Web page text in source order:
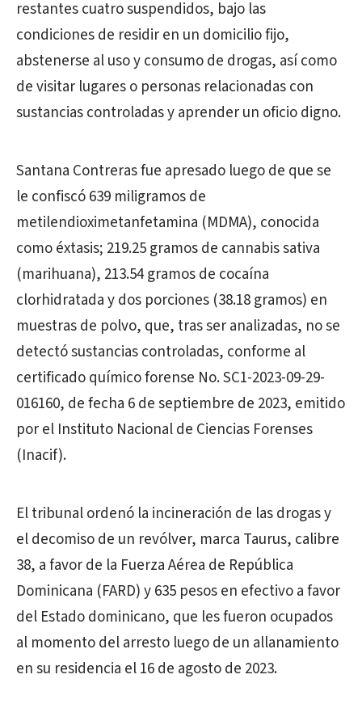
restantes cuatro suspendidos, bajo las
condiciones de residir en un domicilio fijo,
abstenerse al uso y consumo de drogas, así como
de visitar lugares o personas relacionadas con
sustancias controladas y aprender un oficio digno.
Santana Contreras fue apresado luego de que se
le confiscó 639 miligramos de
metilendioximetanfetamina (MDMA), conocida
como éxtasis; 219.25 gramos de cannabis sativa
(marihuana), 213.54 gramos de cocaína
clorhidratada y dos porciones (38.18 gramos) en
muestras de polvo, que, tras ser analizadas, no se
detectó sustancias controladas, conforme al
certificado químico forense No. SC1-2023-09-29-
016160, de fecha 6 de septiembre de 2023, emitido
por el Instituto Nacional de Ciencias Forenses
(Inacif).
El tribunal ordenó la incineración de las drogas y
el decomiso de un revólver, marca Taurus, calibre
38, a favor de la Fuerza Aérea de República
Dominicana (FARD) y 635 pesos en efectivo a favor
del Estado dominicano, que les fueron ocupados
al momento del arresto luego de un allanamiento
en su residencia el 16 de agosto de 2023.